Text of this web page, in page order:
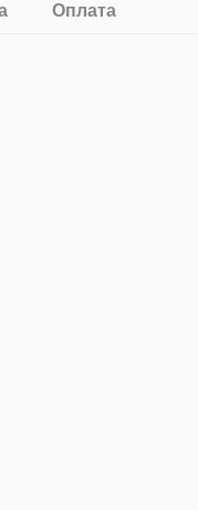
Оплата